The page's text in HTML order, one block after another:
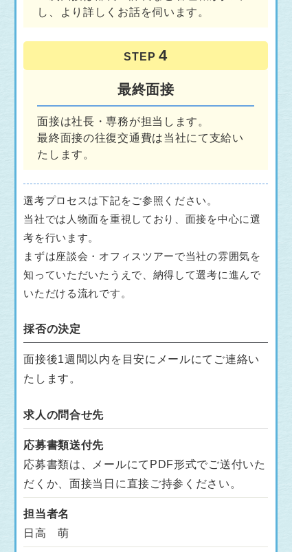
し、より詳しくお話を伺います。
STEP
最終面接
面接は社長・専務が担当します。
最終面接の往復交通費は当社にて支給い
たします。
選考プロセスは下記をご参照ください。
当社では人物面を重視しており、面接を中心に選
考を行います。
まずは座談会・オフィスツアーで当社の雰囲気を
知っていただいたうえで、納得して選考に進んで
いただける流れです。
採否の決定
面接後1週間以内を目安にメールにてご連絡い
たします。
求人の問合せ先
応募書類送付先
応募書類は、メールにてPDF形式でご送付いた
だくか、面接当日に直接ご持参ください。
担当者名
日高 萌